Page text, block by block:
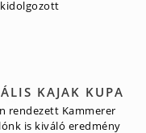
KAJAK KUPA
rendezett Kammerer
is kiváló eredmény